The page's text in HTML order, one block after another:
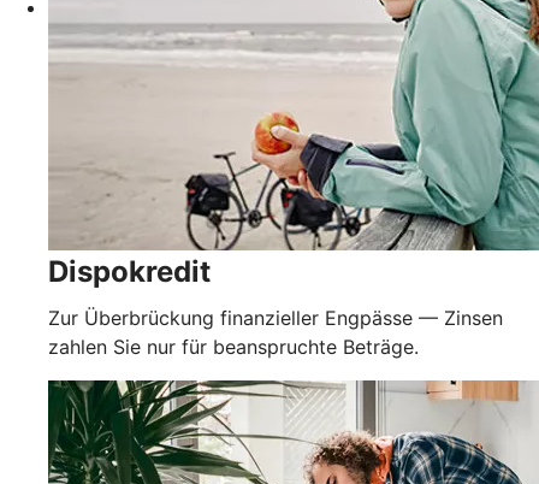
Dispokredit
Zur Überbrückung finanzieller Engpässe — Zinsen
zahlen Sie nur für beanspruchte Beträge.